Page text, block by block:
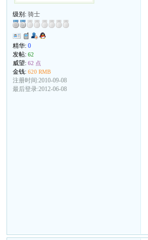
级别:骑士
精华:0
发帖:62
威望:62 点
金钱:620 RMB
注册时间:2010-09-08
最后登录:2012-06-08